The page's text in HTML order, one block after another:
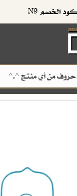
الرئيسية/مستلزمات